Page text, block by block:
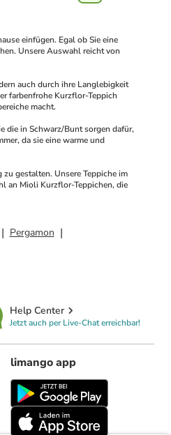
einfügen. Egal ob Sie eine
Unsere Auswahl reicht von
auch durch ihre Langlebigkeit
farbenfrohe Kurzflor-Teppich
macht.
die in Schwarz/Bunt sorgen dafür,
da sie eine warme und
gestalten. Unsere Teppiche im
an Mioli Kurzflor-Teppichen, die
Pergamon
Help Center
Jetzt auch per Live-Chat erreichbar!
limango app